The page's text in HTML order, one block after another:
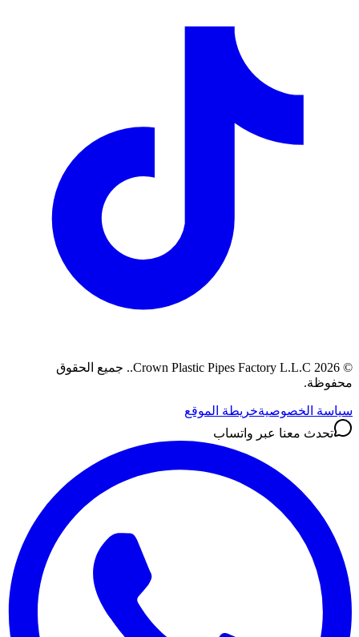
©
2026
Crown Plastic Pipes Factory L.L.C.
. جميع الحقوق
محفوظة.
سياسة الخصوصيةخريطة الموقع
تحدث معنا عبر واتساب